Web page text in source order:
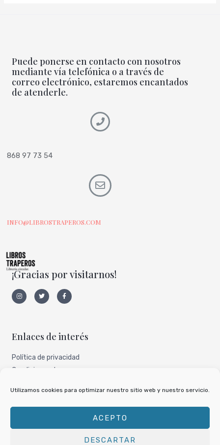
Utilizamos cookies para optimizar nuestro sitio web y nuestro servicio.
ACEPTO
DESCARTAR
Puede ponerse en contacto con nosotros
mediante vía telefónica o a través de
correo electrónico, estaremos encantados
de atenderle.
868 97 73 54
INFO@LIBROSTRAPEROS.COM
¡Gracias por visitarnos!
n
s
t
m
w
i
t
a
c
e
-
f
Enlaces de interés
Política de privacidad
Condiciones de uso
Nuestro perfil de todocoleccion